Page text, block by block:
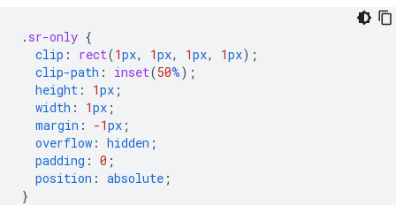
. sr-only {
clip : rect(1px, 1px, 1px, 1px);
clip-path : inset(50%);
height : 1px ;
width : 1px ;
margin : -1px ;
overflow : hidden ;
padding : 0 ;
position : absolute ;
}